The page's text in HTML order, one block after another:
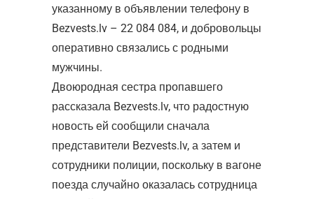
указанному в объявлении телефону в
Bezvests.lv – 22 084 084, и добровольцы
оперативно связались с родными
мужчины.
Двоюродная сестра пропавшего
рассказала Bezvests.lv, что радостную
новость ей сообщили сначала
представители Bezvests.lv, а затем и
сотрудники полиции, поскольку в вагоне
поезда случайно оказалась сотрудница